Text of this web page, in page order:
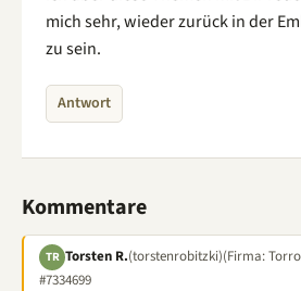
mich sehr, wieder zurück in der
zu sein.
Antwort
Kommentare
TR Torsten R.(torstenrobitzki)(Firma:
#7334699